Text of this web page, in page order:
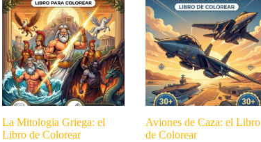
La Mitologia Griega: el
Libro de Colorear
Aviones de Caza: el Libro
de Colorear